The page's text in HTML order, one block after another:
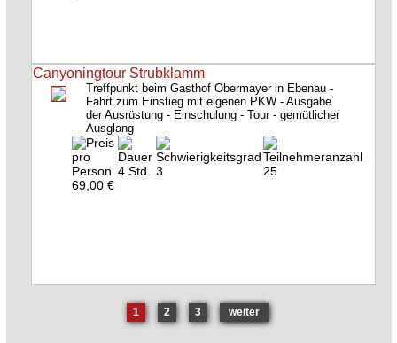
Canyoningtour Strubklamm
Treffpunkt beim Gasthof Obermayer in Ebenau -
Fahrt zum Einstieg mit eigenen PKW - Ausgabe
der Ausrüstung - Einschulung - Tour - gemütlicher
Ausglang
69,00 €
4 Std. 3 25
1 2 3 weiter